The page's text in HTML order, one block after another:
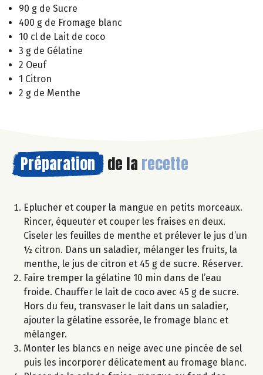
90 g de Sucre
400 g de Fromage blanc
10 cl de Lait de coco
3 g de Gélatine
2 Oeuf
1 Citron
2 g de Menthe
Préparation de la recette
Eplucher et couper la mangue en petits morceaux.
Rincer, équeuter et couper les fraises en deux.
Ciseler les feuilles de menthe et prélever le jus d’un
½ citron. Dans un saladier, mélanger les fruits, la
menthe, le jus de citron et 45 g de sucre. Réserver.
Faire tremper la gélatine 10 min dans de l’eau
froide. Chauffer le lait de coco avec 45 g de sucre.
Hors du feu, transvaser le lait dans un saladier,
ajouter la gélatine essorée, le fromage blanc et
mélanger.
Monter les blancs en neige avec une pincée de sel
puis les incorporer délicatement au fromage blanc.